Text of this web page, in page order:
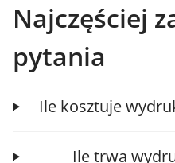
Najczęściej
pytania
Ile kosztuje
Ile trwa